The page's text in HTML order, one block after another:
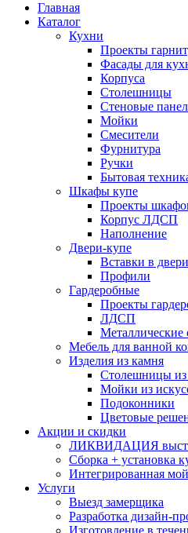
Главная
Каталог
Кухни
Проекты
Фасады для
Корпуса
Столешницы
Стеновые
Мойки
Смесители
Фурнитура
Ручки
Бытовая
Шкафы купе
Проекты
Корпус ЛДСП
Наполнение
Двери-купе
Вставки в двери
Профили
Гардеробные
Проекты
ЛДСП
Металлические
Мебель для ванной
Изделия из камня
Столешницы из
Мойки из
Подоконники
Цветовые
Акции и скидки
ЛИКВИДАЦИЯ
Сборка + установка
Интегрированная
Услуги
Выезд замерщика
Разработка дизайн-
Изготовление в